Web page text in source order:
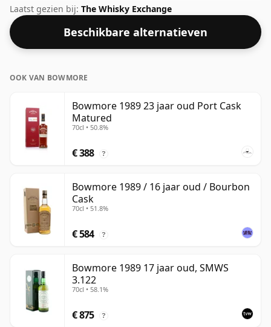
Macphail. Gebotteld met een ideale drinksterkte van
45%, het perfecte niveau om te genieten van de
textuur en het mondgevoel van de sterke drank.
Laatst gezien bij: The Whisky Exchange
Beschikbare alternatieven
OOK VAN BOWMORE
Bowmore 1989 23 jaar oud Port Cask
Matured
70cl • 50.8%
€ 388 ?
Bowmore 1989 / 16 jaar oud / Bourbon
Cask
70cl • 51.8%
€ 584 ?
Bowmore 1989 17 jaar oud, SMWS
3.122
70cl • 58.1%
€ 875 ?